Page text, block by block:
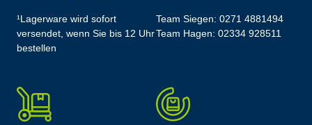
¹Lagerware wird sofort
versendet, wenn Sie bis 12 Uhr
bestellen
Team Siegen: 0271 4881494
Team Hagen: 02334 928511